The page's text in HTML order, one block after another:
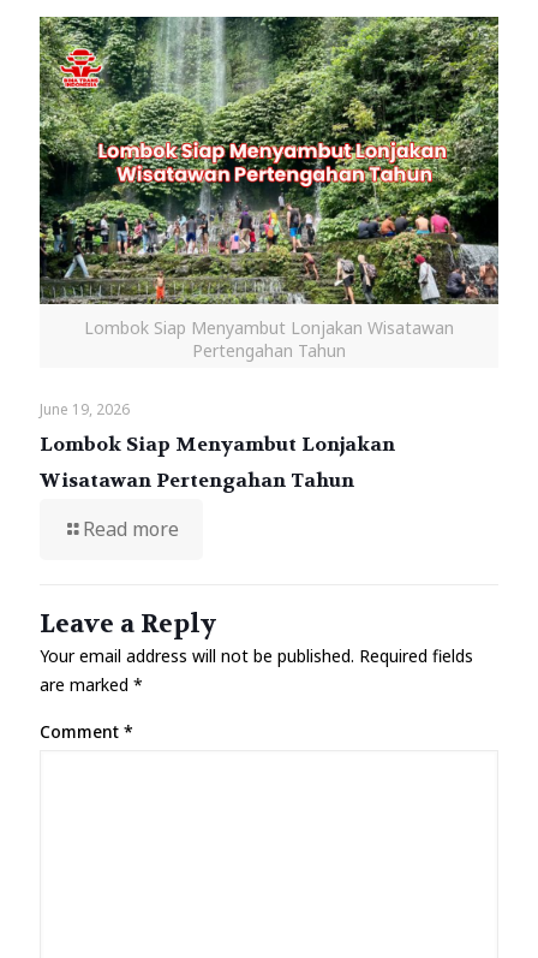
Lombok Siap Menyambut Lonjakan Wisatawan
Pertengahan Tahun
June 19, 2026
Lombok Siap Menyambut Lonjakan
Wisatawan Pertengahan Tahun
Read more
Leave a Reply
Your email address will not be published. Required fields
are marked *
Comment *